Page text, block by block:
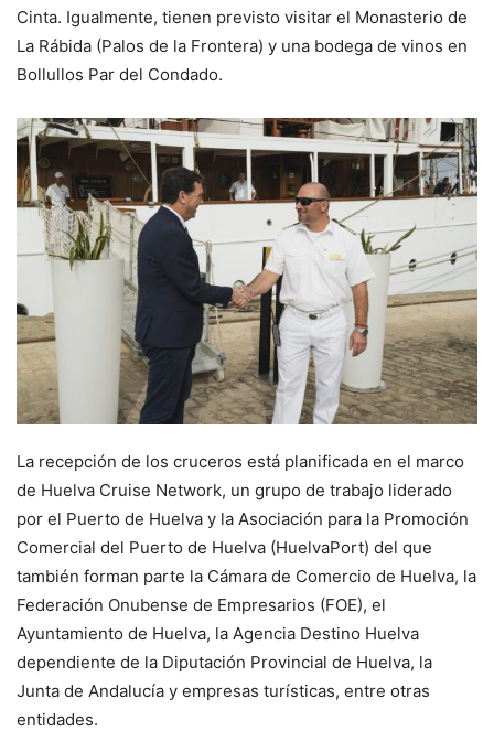
Cinta. Igualmente, tienen previsto visitar el Monasterio de
La Rábida (Palos de la Frontera) y una bodega de vinos en
Bollullos Par del Condado.
La recepción de los cruceros está planificada en el marco
de Huelva Cruise Network, un grupo de trabajo liderado
por el Puerto de Huelva y la Asociación para la Promoción
Comercial del Puerto de Huelva (HuelvaPort) del que
también forman parte la Cámara de Comercio de Huelva, la
Federación Onubense de Empresarios (FOE), el
Ayuntamiento de Huelva, la Agencia Destino Huelva
dependiente de la Diputación Provincial de Huelva, la
Junta de Andalucía y empresas turísticas, entre otras
entidades.